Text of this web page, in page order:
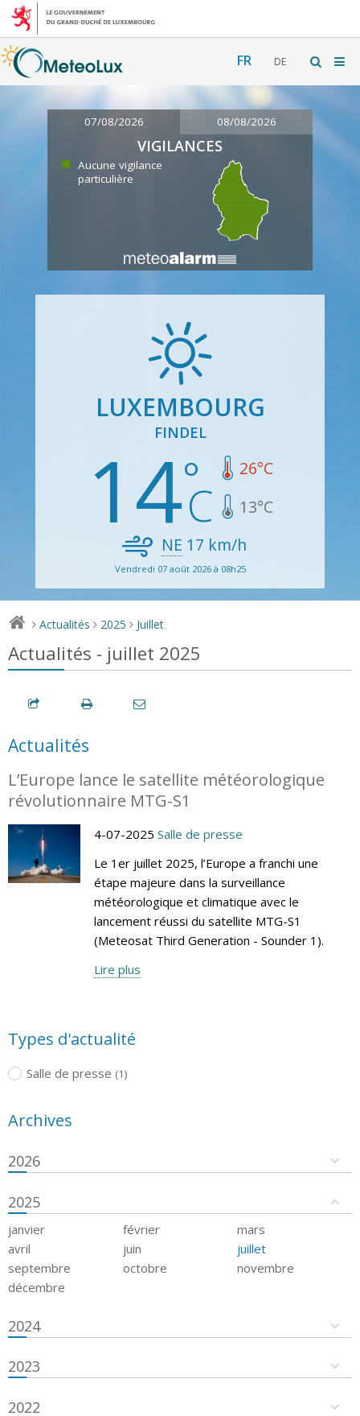
FR DE
07/08/2026 08/08/2026
VIGILANCES
Aucune vigilance
particulière
LUXEMBOURG
FINDEL
14 26°C
13°C
NE 17 km/h
Vendredi 07 août 2026 à 08h25
> Actualités > 2025 > Juillet
Actualités - juillet 2025
Actualités
L’Europe lance le satellite météorologique
révolutionnaire MTG-S1
4-07-2025 Salle de presse
Le 1er juillet 2025, l’Europe a franchi une
étape majeure dans la surveillance
météorologique et climatique avec le
lancement réussi du satellite MTG-S1
(Meteosat Third Generation - Sounder 1).
Lire plus
Types d'actualité
Salle de presse (1)
Archives
2026
2025
janvier février
mars
avril
juin
juillet
septembre
octobre
novembre
décembre
2024
2023
2022